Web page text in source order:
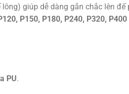
giúp dễ dàng gắn chắc lên
P150, P180, P240, P320,
PU.